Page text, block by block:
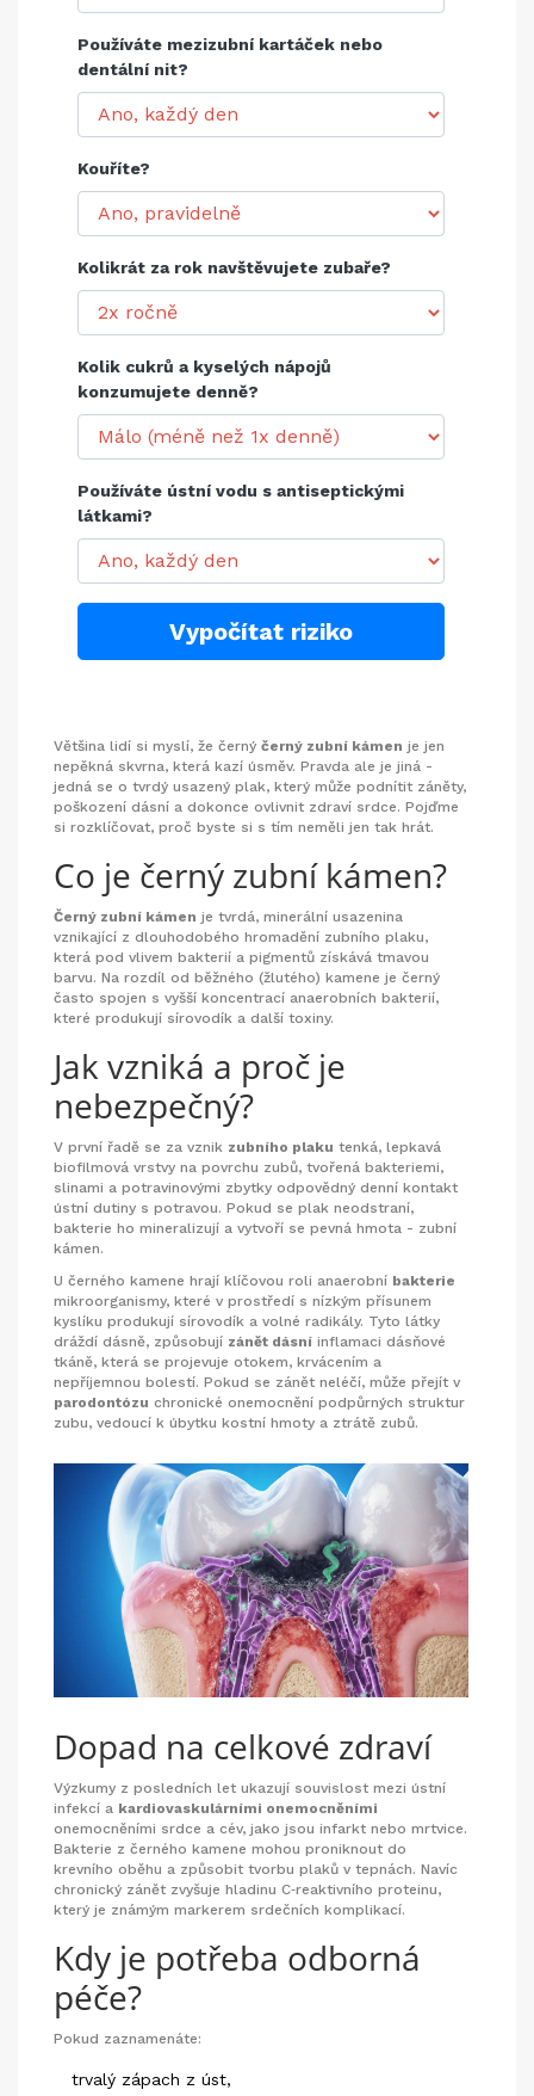
Používáte mezizubní kartáček nebo
dentální nit?
Kouříte?
Kolikrát za rok navštěvujete zubaře?
Kolik cukrů a kyselých nápojů
konzumujete denně?
Používáte ústní vodu s antiseptickými
látkami?
Vypočítat riziko
Většina lidí si myslí, že černý černý zubní kámen je jen
nepěkná skvrna, která kazí úsměv. Pravda ale je jiná -
jedná se o tvrdý usazený plak, který může podnítit záněty,
poškození dásní a dokonce ovlivnit zdraví srdce. Pojďme
si rozklíčovat, proč byste si s tím neměli jen tak hrát.
Co je černý zubní kámen?
Černý zubní kámen je tvrdá, minerální usazenina
vznikající z dlouhodobého hromadění zubního plaku,
která pod vlivem bakterií a pigmentů získává tmavou
barvu. Na rozdíl od běžného (žlutého) kamene je černý
často spojen s vyšší koncentrací anaerobních bakterií,
které produkují sírovodík a další toxiny.
Jak vzniká a proč je
nebezpečný?
V první řadě se za vznik zubního plaku tenká, lepkavá
biofilmová vrstvy na povrchu zubů, tvořená bakteriemi,
slinami a potravinovými zbytky odpovědný denní kontakt
ústní dutiny s potravou. Pokud se plak neodstraní,
bakterie ho mineralizují a vytvoří se pevná hmota - zubní
kámen.
U černého kamene hrají klíčovou roli anaerobní bakterie
mikroorganismy, které v prostředí s nízkým přísunem
kyslíku produkují sírovodík a volné radikály. Tyto látky
dráždí dásně, způsobují zánět dásní inflamaci dásňové
tkáně, která se projevuje otokem, krvácením a
nepříjemnou bolestí. Pokud se zánět neléčí, může přejít v
parodontózu chronické onemocnění podpůrných struktur
zubu, vedoucí k úbytku kostní hmoty a ztrátě zubů.
Dopad na celkové zdraví
Výzkumy z posledních let ukazují souvislost mezi ústní
infekcí a kardiovaskulárními onemocněními
onemocněními srdce a cév, jako jsou infarkt nebo mrtvice.
Bakterie z černého kamene mohou proniknout do
krevního oběhu a způsobit tvorbu plaků v tepnách. Navíc
chronický zánět zvyšuje hladinu C‑reaktivního proteinu,
který je známým markerem srdečních komplikací.
Kdy je potřeba odborná
péče?
Pokud zaznamenáte:
trvalý zápach z úst,